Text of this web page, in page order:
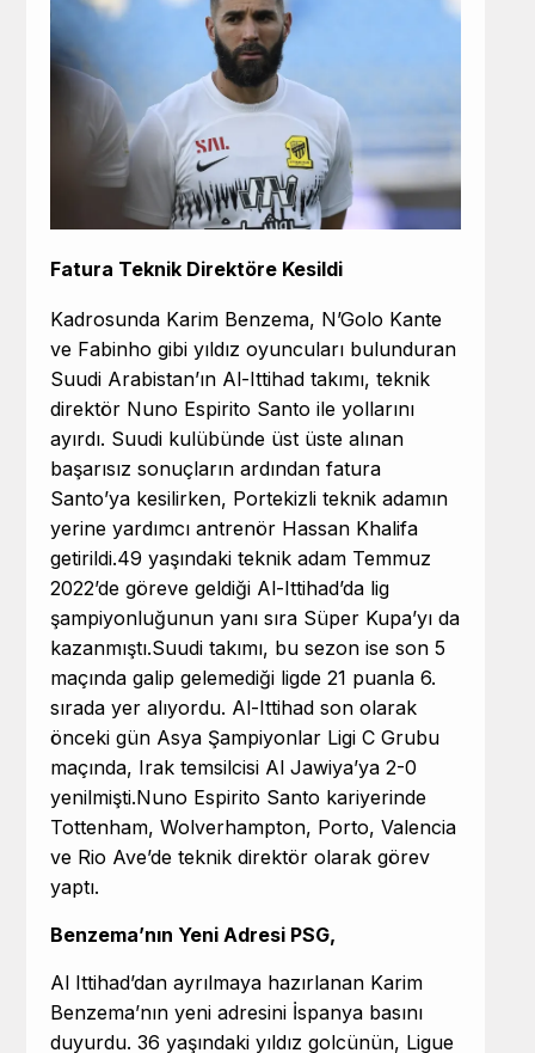
Fatura Teknik Direktöre Kesildi
Kadrosunda Karim Benzema, N’Golo Kante
ve Fabinho gibi yıldız oyuncuları bulunduran
Suudi Arabistan’ın Al-Ittihad takımı, teknik
direktör Nuno Espirito Santo ile yollarını
ayırdı. Suudi kulübünde üst üste alınan
başarısız sonuçların ardından fatura
Santo’ya kesilirken, Portekizli teknik adamın
yerine yardımcı antrenör Hassan Khalifa
getirildi.49 yaşındaki teknik adam Temmuz
2022’de göreve geldiği Al-Ittihad’da lig
şampiyonluğunun yanı sıra Süper Kupa’yı da
kazanmıştı.Suudi takımı, bu sezon ise son 5
maçında galip gelemediği ligde 21 puanla 6.
sırada yer alıyordu. Al-Ittihad son olarak
önceki gün Asya Şampiyonlar Ligi C Grubu
maçında, Irak temsilcisi Al Jawiya’ya 2-0
yenilmişti.Nuno Espirito Santo kariyerinde
Tottenham, Wolverhampton, Porto, Valencia
ve Rio Ave’de teknik direktör olarak görev
yaptı.
Benzema’nın Yeni Adresi PSG,
Al Ittihad’dan ayrılmaya hazırlanan Karim
Benzema’nın yeni adresini İspanya basını
duyurdu. 36 yaşındaki yıldız golcünün, Ligue